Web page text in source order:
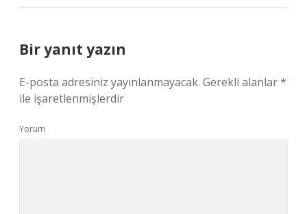
Bir yanıt yazın
E-posta adresiniz yayınlanmayacak. Gerekli alanlar*
ile işaretlenmişlerdir
Yorum